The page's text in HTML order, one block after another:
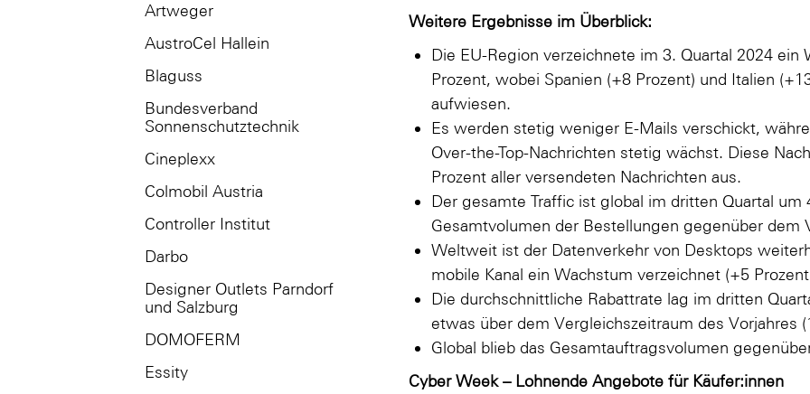
Artweger
AustroCel Hallein
Blaguss
Bundesverband
Sonnenschutztechnik
Cineplexx
Colmobil Austria
Controller Institut
Darbo
Designer Outlets Parndorf
und Salzburg
DOMOFERM
Essity
Weitere Ergebnisse im Überblick:
Die EU-Region verzeichnete im 3. Quartal 2024
Prozent, wobei Spanien (+8 Prozent) und Italien
aufwiesen.
Es werden stetig weniger E-Mails verschickt,
Over-the-Top-Nachrichten stetig wächst. Diese
Prozent aller versendeten Nachrichten aus.
Der gesamte Traffic ist global im dritten Quartal um
Gesamtvolumen der Bestellungen gegenüber dem
Weltweit ist der Datenverkehr von Desktops
mobile Kanal ein Wachstum verzeichnet (+5
Die durchschnittliche Rabattrate lag im dritten
etwas über dem Vergleichszeitraum des Vorjahres
Global blieb das Gesamtauftragsvolumen
Cyber Week – Lohnende Angebote für Käufer:innen